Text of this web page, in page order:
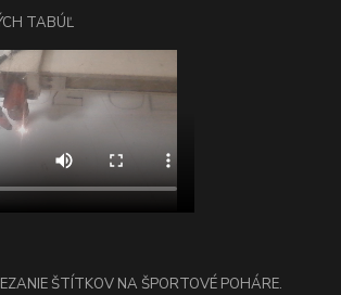
TABÚĽ
ŠTÍTKOV NA ŠPORTOVÉ POHÁRE.